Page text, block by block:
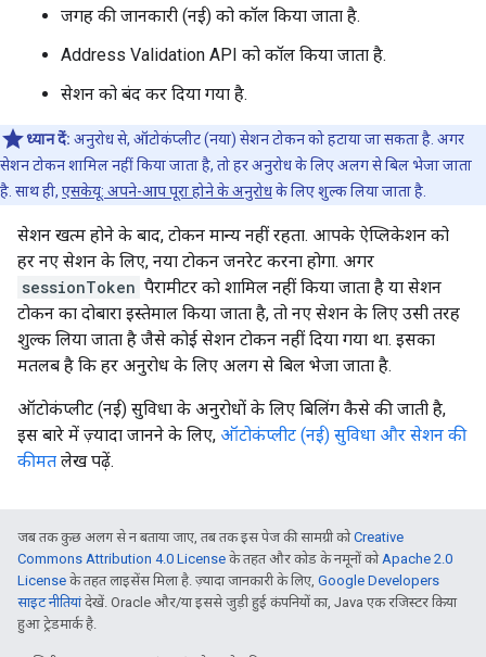
जगह की जानकारी (नई) को कॉल किया जाता है.
Address Validation API को कॉल किया जाता है.
सेशन को बंद कर दिया गया है.
ध्यान दें: अनुरोध से, ऑटोकंप्लीट (नया) सेशन टोकन को हटाया जा सकता है. अगर
सेशन टोकन शामिल नहीं किया जाता है, तो हर अनुरोध के लिए अलग से बिल भेजा जाता
है. साथ ही, एसकेयू: अपने-आप पूरा होने के अनुरोधके लिए शुल्क लिया जाता है.
सेशन खत्म होने के बाद, टोकन मान्य नहीं रहता. आपके ऐप्लिकेशन को
हर नए सेशन के लिए, नया टोकन जनरेट करना होगा. अगर
sessionToken पैरामीटर को शामिल नहीं किया जाता है या सेशन
टोकन का दोबारा इस्तेमाल किया जाता है, तो नए सेशन के लिए उसी तरह
शुल्क लिया जाता है जैसे कोई सेशन टोकन नहीं दिया गया था. इसका
मतलब है कि हर अनुरोध के लिए अलग से बिल भेजा जाता है.
ऑटोकंप्लीट (नई) सुविधा के अनुरोधों के लिए बिलिंग कैसे की जाती है,
इस बारे में ज़्यादा जानने के लिए, ऑटोकंप्लीट (नई) सुविधा और सेशन की
कीमत लेख पढ़ें.
जब तक कुछ अलग से न बताया जाए, तब तक इस पेज की सामग्री कोCreative
Commons Attribution 4.0 License के तहत और कोड के नमूनों कोApache 2.0
License के तहत लाइसेंस मिला है. ज़्यादा जानकारी के लिए, Google Developers
साइट नीतियांदेखें. Oracle और/या इससे जुड़ी हुई कंपनियों का, Java एक रजिस्टर किया
हुआ ट्रेडमार्क है.